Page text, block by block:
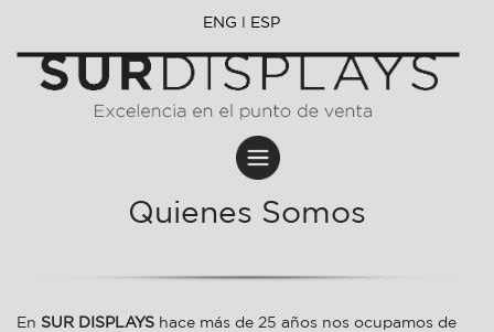
ENG ESP
Quienes Somos
En SUR DISPLAYS hace más de 25 años nos ocupamos de